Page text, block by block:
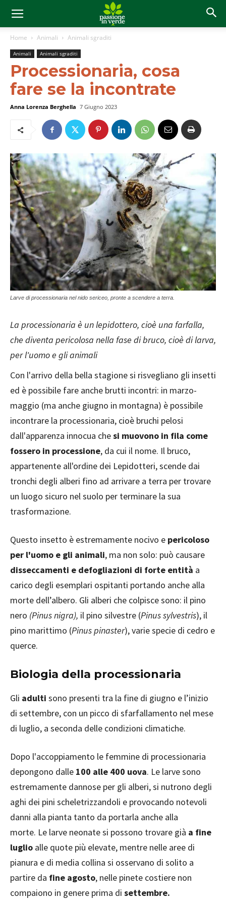
Home Animali Animali sgraditi
Animali Animali sgraditi
Processionaria, cosa
fare se la incontrate
Anna Lorenza Berghella 7 Giugno 2023
Larve di processionaria nel nido sericeo, pronte a scendere a terra.
La processionaria è un lepidottero, cioè una farfalla,
che diventa pericolosa nella fase di bruco, cioè di larva,
per l'uomo e gli animali
Con l'arrivo della bella stagione si risvegliano gli insetti
ed è possibile fare anche brutti incontri: in marzo-
maggio (ma anche giugno in montagna) è possibile
incontrare la processionaria, cioè bruchi pelosi
dall'apparenza innocua chesi muovono in fila come
fossero in processione, da cui il nome. Il bruco,
appartenente all'ordine dei Lepidotteri, scende dai
tronchi degli alberi fino ad arrivare a terra per trovare
un luogo sicuro nel suolo per terminare la sua
trasformazione.
Questo insetto è estremamente nocivo e pericoloso
per l'uomo e gli animali, ma non solo: può causare
disseccamenti e defogliazioni di forte entità a
carico degli esemplari ospitanti portando anche alla
morte dell’albero. Gli alberi che colpisce sono: il pino
nero (Pinus nigra), il pino silvestre (Pinus sylvestris), il
pino marittimo (Pinus pinaster), varie specie di cedro e
querce.
Biologia della processionaria
Gli adulti sono presenti tra la fine di giugno e l’inizio
di settembre, con un picco di sfarfallamento nel mese
di luglio, a seconda delle condizioni climatiche.
Dopo l'accoppiamento le femmine di processionaria
depongono dalle 100 alle 400 uova. Le larve sono
estremamente dannose per gli alberi, si nutrono degli
aghi dei pini scheletrizzandoli e provocando notevoli
danni alla pianta tanto da portarla anche alla
morte. Le larve neonate si possono trovare già a fine
luglio alle quote più elevate, mentre nelle aree di
pianura e di media collina si osservano di solito a
partire da fine agosto, nelle pinete costiere non
compaiono in genere prima di settembre.